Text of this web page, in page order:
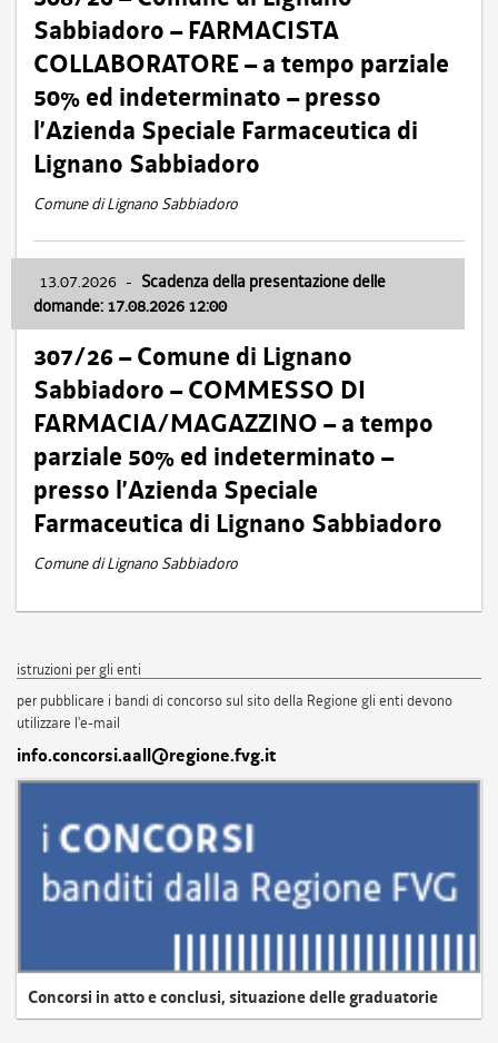
Sabbiadoro – FARMACISTA
COLLABORATORE – a tempo parziale
50% ed indeterminato – presso
l’Azienda Speciale Farmaceutica di
Lignano Sabbiadoro
Comune di Lignano Sabbiadoro
13.07.2026 - Scadenza della presentazione delle
domande: 17.08.2026 12:00
307/26 – Comune di Lignano
Sabbiadoro – COMMESSO DI
FARMACIA/MAGAZZINO – a tempo
parziale 50% ed indeterminato –
presso l’Azienda Speciale
Farmaceutica di Lignano Sabbiadoro
Comune di Lignano Sabbiadoro
istruzioni per gli enti
per pubblicare i bandi di concorso sul sito della Regione gli enti devono
utilizzare l'e-mail
info.concorsi.aall@regione.fvg.it
Concorsi in atto e conclusi, situazione delle graduatorie